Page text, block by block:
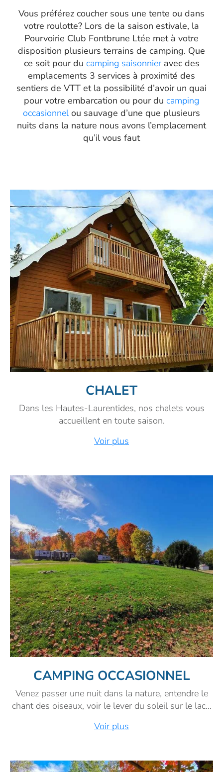
Vous préférez coucher sous une tente ou dans
votre roulotte? Lors de la saison estivale, la
Pourvoirie Club Fontbrune Ltée met à votre
disposition plusieurs terrains de camping. Que
ce soit pour du camping saisonnieravec des
emplacements 3 services à proximité des
sentiers de VTT et la possibilité d’avoir un quai
pour votre embarcation ou pour du camping
occasionnel ou sauvage d’une que plusieurs
nuits dans la nature nous avons l’emplacement
qu’il vous faut
CHALET
Dans les Hautes-Laurentides, nos chalets vous
accueillent en toute saison.
Voir plus
CAMPING OCCASIONNEL
Venez passer une nuit dans la nature, entendre le
chant des oiseaux, voir le lever du soleil sur le lac…
Voir plus